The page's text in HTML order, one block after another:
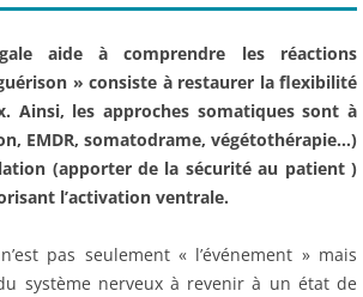
aide à comprendre les réactions
» consiste à restaurer la flexibilité
Ainsi, les approches somatiques sont à
EMDR, somatodrame, végétothérapie…)
(apporter de la sécurité au patient )
l’activation ventrale.
pas seulement « l’événement » mais
système nerveux à revenir à un état de